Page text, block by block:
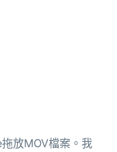
放MOV檔案。我